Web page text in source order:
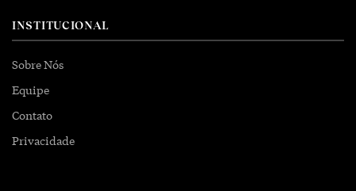
INSTITUCIONAL
Sobre Nós
Equipe
Contato
Privacidade